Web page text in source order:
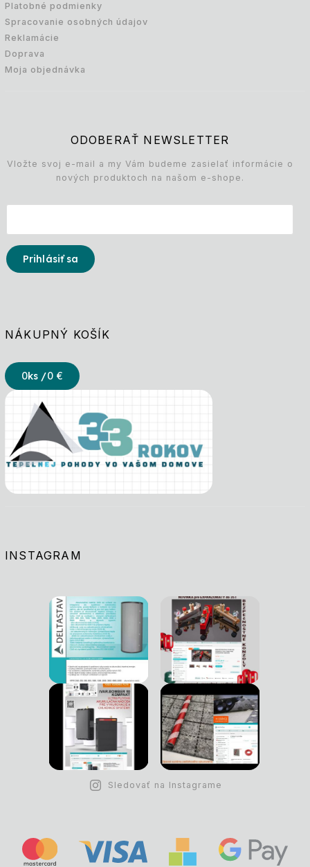
Platobné podmienky
Spracovanie osobných údajov
Reklamácie
Doprava
Moja objednávka
ODOBERAŤ NEWSLETTER
Vložte svoj e-mail a my Vám budeme zasielať informácie o
nových produktoch na našom e-shope.
Prihlásiť sa
NÁKUPNÝ KOŠÍK
0ks /0 €
INSTAGRAM
Sledovať na Instagrame